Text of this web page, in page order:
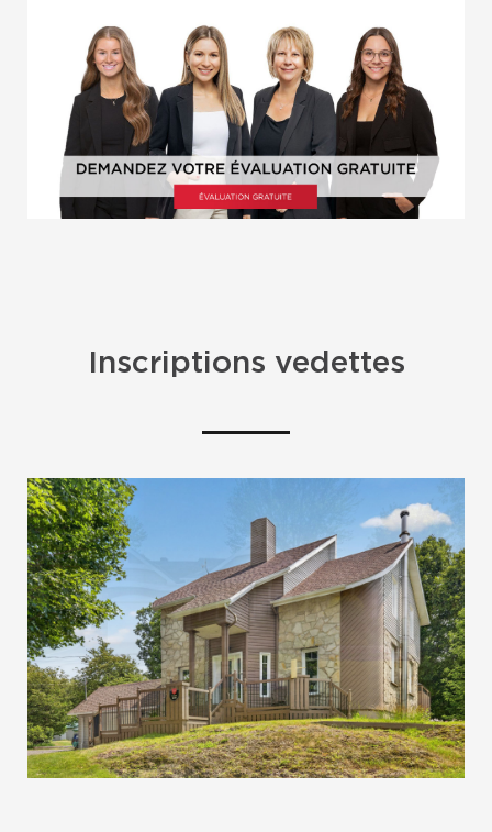
Inscriptions vedettes
VENDU
VENDU